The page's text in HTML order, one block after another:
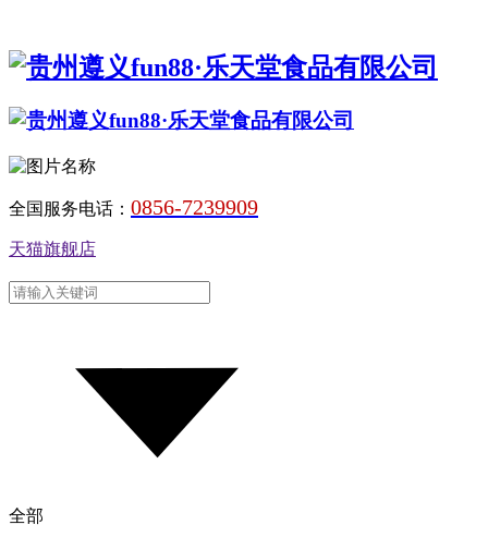
全国服务电话： 0856-7239909
天猫旗舰店
全部